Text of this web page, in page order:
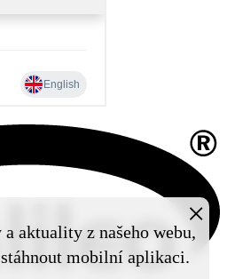
aktuality z našeho webu,
mobilní aplikaci.
×